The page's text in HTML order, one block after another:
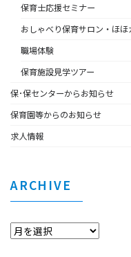
保育士応援セミナー
おしゃべり保育サロン・ほほ
職場体験
保育施設見学ツアー
保･保センターからお知らせ
保育園等からのお知らせ
求人情報
ARCHIVE